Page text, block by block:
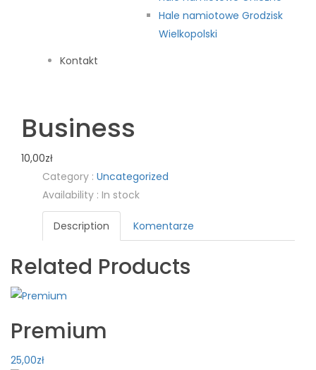
Hale namiotowe Grodzisk
Wielkopolski
Kontakt
Business
10,00zł
Category : Uncategorized
Availability : In stock
Description Komentarze
Related Products
Premium
25,00zł